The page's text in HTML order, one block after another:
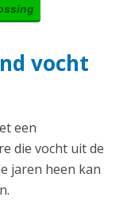
vocht
een
die vocht uit de
jaren heen kan